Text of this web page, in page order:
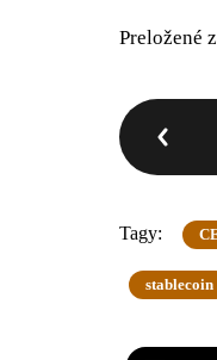
Preložené
Tagy:
stablecoin